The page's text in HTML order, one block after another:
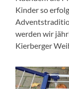
Kinder so
werden wir
Kierberger